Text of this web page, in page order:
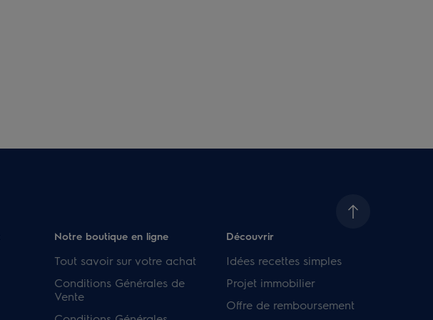
Notre boutique en ligne
Tout savoir sur votre achat
Conditions Générales de
Vente
Découvrir
Idées recettes simples
Projet immobilier
Offre de remboursement